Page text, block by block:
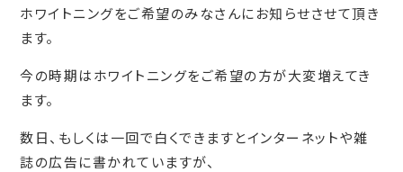
ホワイトニングをご希望のみなさんにお知らせさせて頂き
ます。
今の時期はホワイトニングをご希望の方が大変増えてき
ます。
数日、もしくは一回で白くできますとインターネットや雑
誌の広告に書かれていますが、